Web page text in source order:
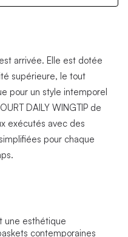
arrivée. Elle est dotée
supérieure, le tout
pour un style intemporel
DAILY WINGTIP de
exécutés avec des
pour chaque
une esthétique
contemporaines